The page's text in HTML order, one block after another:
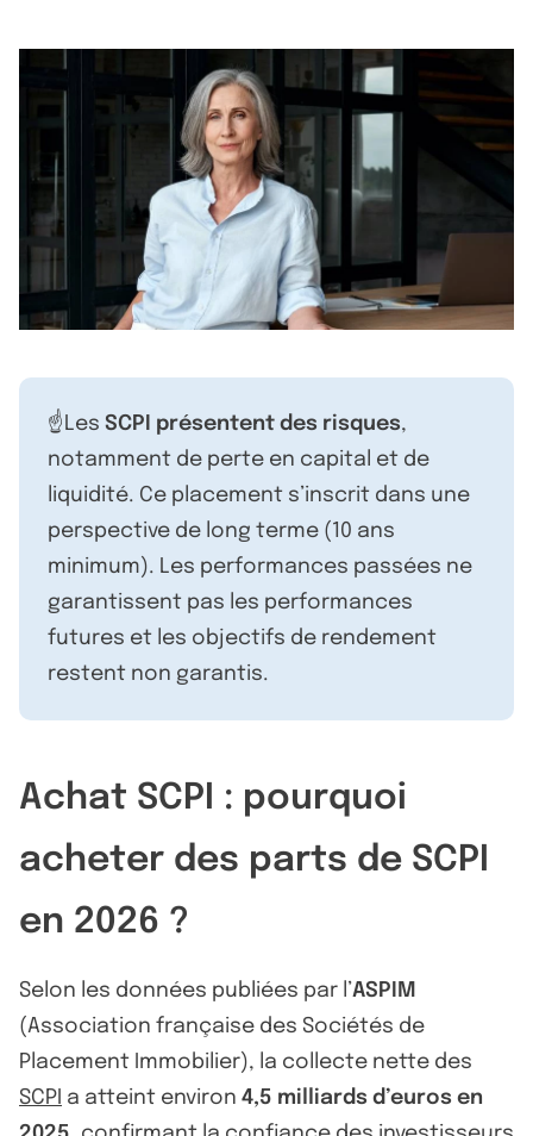
☝️Les SCPI présentent des risques,
notamment de perte en capital et de
liquidité. Ce placement s’inscrit dans une
perspective de long terme (10 ans
minimum). Les performances passées ne
garantissent pas les performances
futures et les objectifs de rendement
restent non garantis.
Achat SCPI : pourquoi
acheter des parts de SCPI
en 2026 ?
Selon les données publiées par l’ASPIM
(Association française des Sociétés de
Placement Immobilier), la collecte nette des
SCPI a atteint environ 4,5 milliards d’euros en